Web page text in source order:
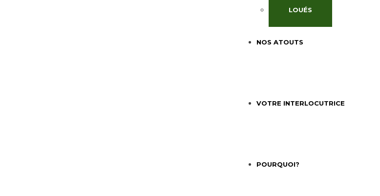
LOUÉS
NOS ATOUTS
VOTRE INTERLOCUTRICE
POURQUOI?